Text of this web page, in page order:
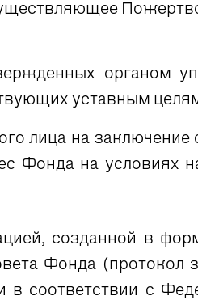
органом
уставным
лица на
Фонда на условиях
созданной в
Фонда (протокол
соответствии с